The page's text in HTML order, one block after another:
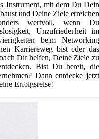
Instrument, mit dem Du Dein
und Deine Ziele erreichen
wertvoll, wenn Du
Unzufriedenheit im
beim Networking
Karriereweg bist oder das
Dir helfen, Deine Ziele zu
Bist Du bereit, die
Dann entdecke jetzt
Erfolgsreise!